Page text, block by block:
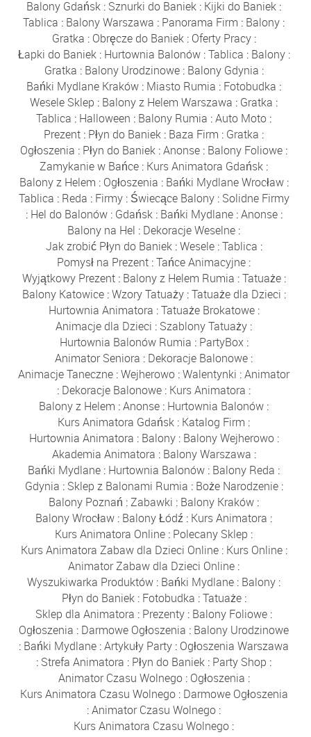
Balony Gdańsk : Sznurki do Baniek : Kijki do Baniek :
Tablica : Balony Warszawa : Panorama Firm : Balony :
Gratka : Obręcze do Baniek: Oferty Pracy:
Łapki do Baniek: Hurtownia Balonów:Tablica : Balony:
Gratka : Balony Urodzinowe: Balony Gdynia :
Bańki Mydlane Kraków : Miasto Rumia : Fotobudka :
Wesele Sklep : Balony z Helem Warszawa : Gratka :
Tablica : Halloween : Balony Rumia :Auto Moto :
Prezent : Płyn do Baniek : Baza Firm : Gratka :
Ogłoszenia : Płyn do Baniek :Anonse : Balony Foliowe :
Zamykanie w Bańce : Kurs Animatora Gdańsk :
Balony z Helem : Ogłoszenia : Bańki Mydlane Wrocław:
Tablica : Reda : Firmy: Świecące Balony: Solidne Firmy
: Hel do Balonów: Gdańsk: Bańki Mydlane:Anonse:
Balony na Hel : Dekoracje Weselne :
Jak zrobić Płyn do Baniek:Wesele:Tablica :
Pomysł na Prezent :Tańce Animacyjne :
Wyjątkowy Prezent: Balony z Helem Rumia :Tatuaże:
Balony Katowice:Wzory Tatuaży:Tatuaże dla Dzieci :
Hurtownia Animatora :Tatuaże Brokatowe:
Animacje dla Dzieci : Szablony Tatuaży :
Hurtownia Balonów Rumia : PartyBox:
Animator Seniora : Dekoracje Balonowe :
Animacje Taneczne :Wejherowo :Walentynki :Animator
: Dekoracje Balonowe : Kurs Animatora :
Balony z Helem :Anonse : Hurtownia Balonów :
Kurs Animatora Gdańsk : Katalog Firm :
Hurtownia Animatora : Balony: Balony Wejherowo:
Akademia Animatora : Balony Warszawa :
Bańki Mydlane : Hurtownia Balonów : Balony Reda :
Gdynia : Sklep z Balonami Rumia : Boże Narodzenie:
Balony Poznań :Zabawki : Balony Kraków :
Balony Wrocław : Balony Łódź : Kurs Animatora :
Kurs Animatora Online : Polecany Sklep :
Kurs Animatora Zabaw dla Dzieci Online: Kurs Online:
Animator Zabaw dla Dzieci Online :
Wyszukiwarka Produktów : Bańki Mydlane : Balony :
Płyn do Baniek: Fotobudka :Tatuaże:
Sklep dla Animatora : Prezenty : Balony Foliowe :
Ogłoszenia : Darmowe Ogłoszenia : Balony Urodzinowe
: Bańki Mydlane :Artykuły Party : Ogłoszenia Warszawa
: Strefa Animatora : Płyn do Baniek : Party Shop :
Animator Czasu Wolnego: Ogłoszenia :
Kurs Animatora Czasu Wolnego: Darmowe Ogłoszenia
:Animator Czasu Wolnego :
Kurs Animatora Czasu Wolnego :